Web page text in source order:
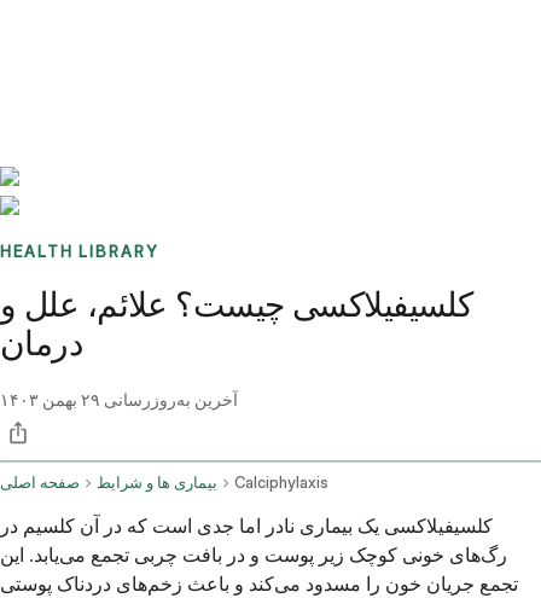
HEALTH LIBRARY
کلسيفیلاکسی چیست؟ علائم، علل و
درمان
آخرین به‌روزرسانی ۲۹ بهمن ۱۴۰۳
صفحه اصلی بیماری ها و شرایط Calciphylaxis
کلسيفیلاکسی یک بیماری نادر اما جدی است که در آن کلسیم در
رگ‌های خونی کوچک زیر پوست و در بافت چربی تجمع می‌یابد. این
تجمع جریان خون را مسدود می‌کند و باعث زخم‌های دردناک پوستی